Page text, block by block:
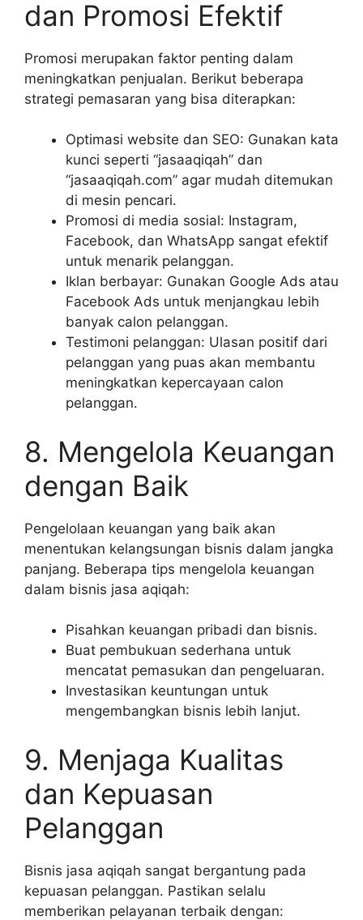
dan Promosi Efektif
Promosi merupakan faktor penting dalam
meningkatkan penjualan. Berikut beberapa
strategi pemasaran yang bisa diterapkan:
Optimasi website dan SEO: Gunakan kata
kunci seperti “jasaaqiqah” dan
“jasaaqiqah.com” agar mudah ditemukan
di mesin pencari.
Promosi di media sosial: Instagram,
Facebook, dan WhatsApp sangat efektif
untuk menarik pelanggan.
Iklan berbayar: Gunakan Google Ads atau
Facebook Ads untuk menjangkau lebih
banyak calon pelanggan.
Testimoni pelanggan: Ulasan positif dari
pelanggan yang puas akan membantu
meningkatkan kepercayaan calon
pelanggan.
8. Mengelola Keuangan
dengan Baik
Pengelolaan keuangan yang baik akan
menentukan kelangsungan bisnis dalam jangka
panjang. Beberapa tips mengelola keuangan
dalam bisnis jasa aqiqah:
Pisahkan keuangan pribadi dan bisnis.
Buat pembukuan sederhana untuk
mencatat pemasukan dan pengeluaran.
Investasikan keuntungan untuk
mengembangkan bisnis lebih lanjut.
9. Menjaga Kualitas
dan Kepuasan
Pelanggan
Bisnis jasa aqiqah sangat bergantung pada
kepuasan pelanggan. Pastikan selalu
memberikan pelayanan terbaik dengan: